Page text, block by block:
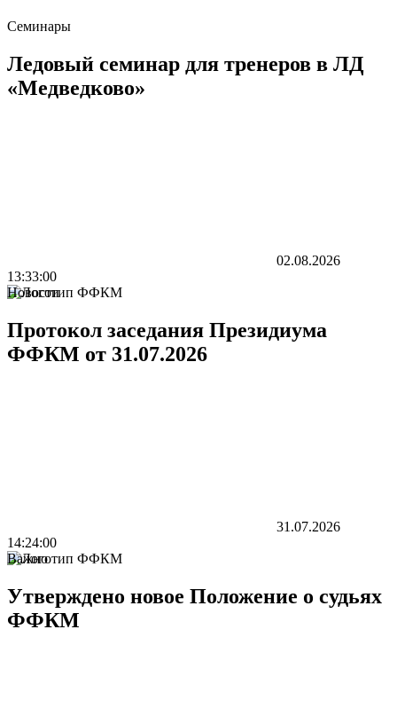
Семинары
Ледовый семинар для тренеров в ЛД
«Медведково»
02.08.2026
13:33:00
Новости
Протокол заседания Президиума
ФФКМ от 31.07.2026
31.07.2026
14:24:00
Важно
Утверждено новое Положение о судьях
ФФКМ